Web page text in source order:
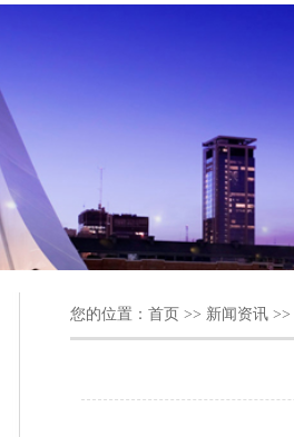
您的位置： 首页 >> 新闻资讯 >>